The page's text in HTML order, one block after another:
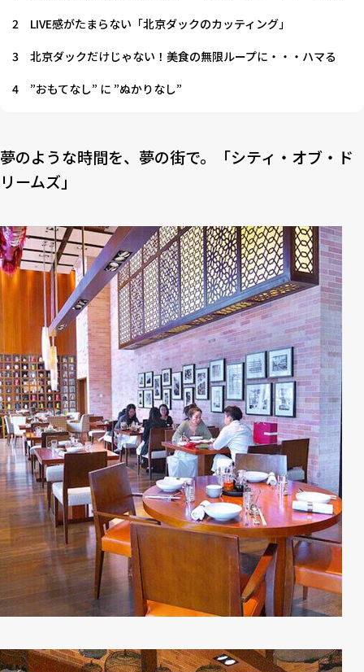
2
LIVE感がたまらない「北京ダックのカッティング」
3
北京ダックだけじゃない！美食の無限ループに・・・ハマる
4
”おもてなし” に ”ぬかりなし”
夢のような時間を、夢の街で。「シティ・オブ・ド
リームズ」